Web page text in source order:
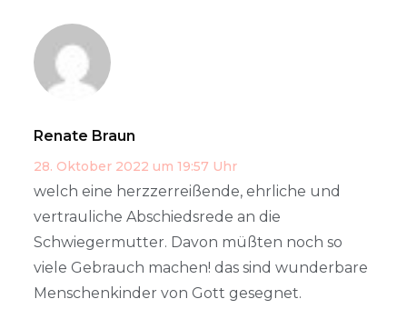
Renate Braun
28. Oktober 2022 um 19:57 Uhr
welch eine herzzerreißende, ehrliche und
vertrauliche Abschiedsrede an die
Schwiegermutter. Davon müßten noch so
viele Gebrauch machen! das sind wunderbare
Menschenkinder von Gott gesegnet.